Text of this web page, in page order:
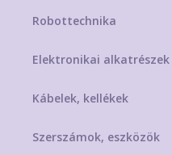
Robottechnika
Elektronikai alkatrészek
Kábelek, kellékek
Szerszámok, eszközök